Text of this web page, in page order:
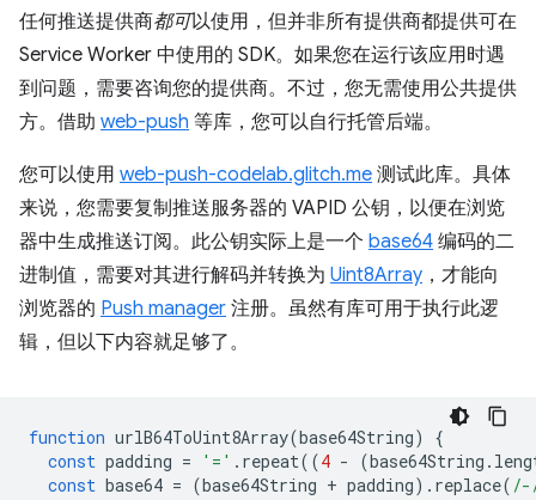
任何推送提供商都可以使用，但并非所有提供商都提供可在
Service Worker 中使用的 SDK。如果您在运行该应用时遇
到问题，需要咨询您的提供商。不过，您无需使用公共提供
方。借助 web-push 等库，您可以自行托管后端。
您可以使用 web-push-codelab.glitch.me 测试此库。具体
来说，您需要复制推送服务器的 VAPID 公钥，以便在浏览
器中生成推送订阅。此公钥实际上是一个 base64 编码的二
进制值，需要对其进行解码并转换为 Uint8Array ，才能向
浏览器的 Push manager 注册。虽然有库可用于执行此逻
辑，但以下内容就足够了。
function urlB64ToUint8Array(base64String)
{
const padding = '=' . repeat((4 - (base64String .
const base64 = (base64String + padding). replace(